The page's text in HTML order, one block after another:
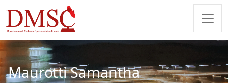
Maurotti Samantha